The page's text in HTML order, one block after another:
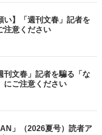
い】「週刊文春」記者を
注意ください
刊文春」記者を騙る「な
にご注意ください
」（2026夏号）読者ア